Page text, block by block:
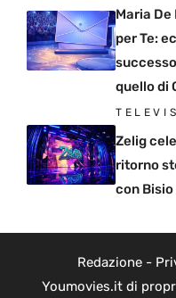
Maria De
per Te:
quello di
Zelig
ritorno
con
Redazione-
Youmovies.it di